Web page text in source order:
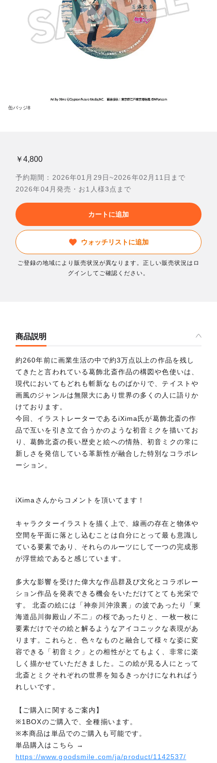
缶バッジ8
￥4,800
予約期間：2026年01月29日~2026年02月11日まで
2026年04月発売・お1人様3点まで
カートに追加
ウォッチリストに追加
ご登録の地域により販売状況が異なります。正しい販売状況はロ
グインしてご確認ください。
商品説明
約260年前に画業生活の中で約3万点以上の作品を残し
てきたと言われている葛飾北斎作品の構図や色使いは、
現代においてもどれも斬新なものばかりで、テイストや
画風のジャンルは無限大にあり世界の多くの人に語りか
けております。
今回、イラストレーターであるiXima氏が葛飾北斎の作
品で互いを引き立て合うかのような初音ミクを描いてお
り、葛飾北斎の長い歴史と絵への情熱、初音ミクの常に
新しさを発信している革新性が融合した特別なコラボレ
ーション。
iXimaさんからコメントを頂いてます！
キャラクターイラストを描く上で、線画の存在と物体や
空間を平面に落とし込むことは自分にとって最も意識し
ている要素であり、それらのルーツにして一つの完成形
が浮世絵であると感じています。
多大な影響を受けた偉大な作品群及び文化とコラボレー
ション作品を発表できる機会をいただけてとても光栄で
す。 北斎の絵には「神奈川沖浪裏」の波であったり「東
海道品川御殿山ノ不二」の桜であったりと、一枚一枚に
要素だけでその絵と解るようなアイコニックな表現があ
ります。これらと、色々なものと融合して様々な姿に変
容できる「初音ミク」との相性がとてもよく、非常に楽
しく描かせていただきました。この絵が見る人にとって
北斎とミクそれぞれの世界を知るきっかけになれればう
れしいです。
【ご購入に関するご案内】
※1BOXのご購入で、全種揃います。
※本商品は単品でのご購入も可能です。
単品購入はこちら →
https://www.goodsmile.com/ja/product/1142537/